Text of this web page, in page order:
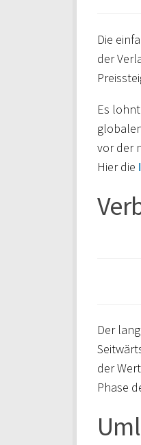
Die
der
Es
vor der
Hier die
Der
der
Phase